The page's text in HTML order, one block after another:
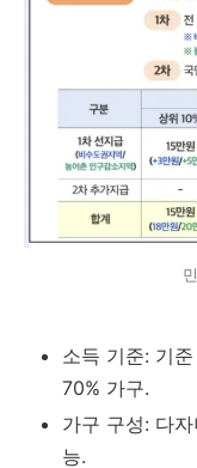
소득 기준: 기
70% 가구.
가구 구성: 다
능.